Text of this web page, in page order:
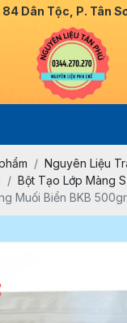
Dân Tộc, P. Tân
Nguyên Liệu
Bột Tạo Lớp Màng
Muối Biển BKB 500gr